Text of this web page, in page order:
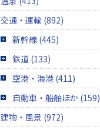
交通・運輸 (892)
新幹線 (445)
鉄道 (133)
空港・海港 (411)
自動車・船舶ほか (159)
建物・風景 (972)